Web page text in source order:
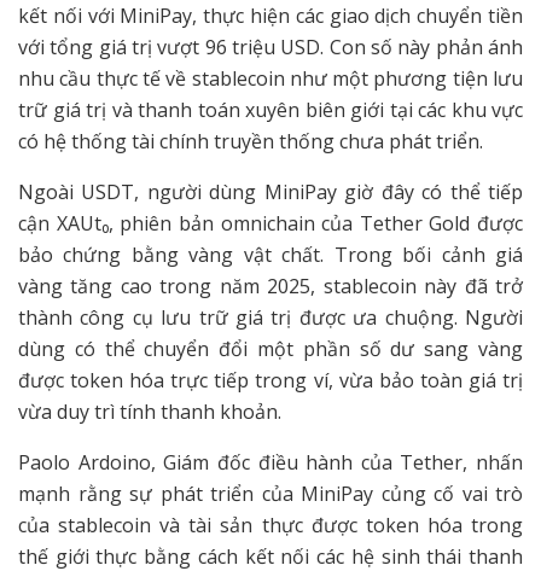
kết nối với MiniPay, thực hiện các giao dịch chuyển tiền
với tổng giá trị vượt 96 triệu USD. Con số này phản ánh
nhu cầu thực tế về stablecoin như một phương tiện lưu
trữ giá trị và thanh toán xuyên biên giới tại các khu vực
có hệ thống tài chính truyền thống chưa phát triển.
Ngoài USDT, người dùng MiniPay giờ đây có thể tiếp
cận XAUt₀, phiên bản omnichain của Tether Gold được
bảo chứng bằng vàng vật chất. Trong bối cảnh giá
vàng tăng cao trong năm 2025, stablecoin này đã trở
thành công cụ lưu trữ giá trị được ưa chuộng. Người
dùng có thể chuyển đổi một phần số dư sang vàng
được token hóa trực tiếp trong ví, vừa bảo toàn giá trị
vừa duy trì tính thanh khoản.
Paolo Ardoino, Giám đốc điều hành của Tether, nhấn
mạnh rằng sự phát triển của MiniPay củng cố vai trò
của stablecoin và tài sản thực được token hóa trong
thế giới thực bằng cách kết nối các hệ sinh thái thanh